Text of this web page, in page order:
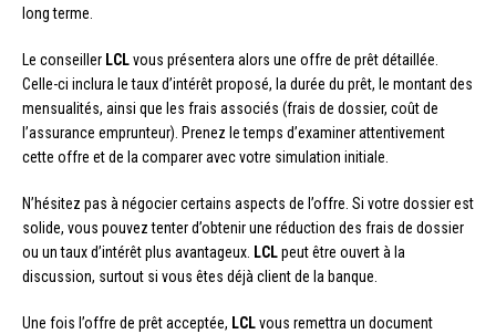
long terme.
Le conseiller LCLvous présentera alors une offre de prêt détaillée.
Celle-ci inclura le taux d’intérêt proposé, la durée du prêt, le montant des
mensualités, ainsi que les frais associés (frais de dossier, coût de
l’assurance emprunteur). Prenez le temps d’examiner attentivement
cette offre et de la comparer avec votre simulation initiale.
N’hésitez pas à négocier certains aspects de l’offre. Si votre dossier est
solide, vous pouvez tenter d’obtenir une réduction des frais de dossier
ou un taux d’intérêt plus avantageux. LCLpeut être ouvert à la
discussion, surtout si vous êtes déjà client de la banque.
Une fois l’offre de prêt acceptée, LCLvous remettra un document